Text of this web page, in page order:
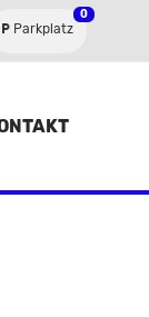
Parkplatz
0